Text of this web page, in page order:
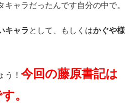
ャラだったんです自分の中で。
キャラ として、もしくはかぐや様
う！ 今回の藤原書記は
。